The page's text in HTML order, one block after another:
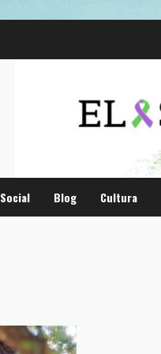
Social Blog Cultura